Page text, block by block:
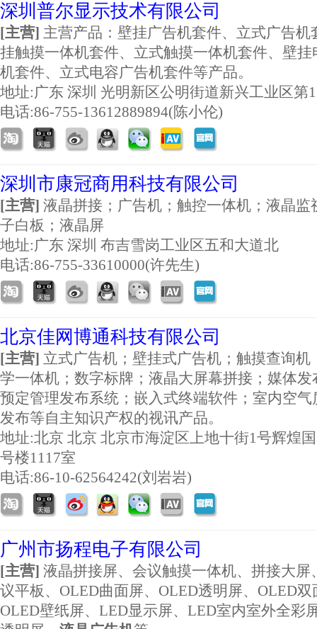
深圳普尔显示技术有限公司
[主营] 主营产品：壁挂广告机套件、立式广告机
挂触摸一体机套件、立式触摸一体机套件、壁挂
机套件、立式电容广告机套件等产品。
地址:广东 深圳 光明新区公明街道新兴工业区第
电话:86-755-13612889894(陈小伦)
深圳市康冠商用科技有限公司
[主营] 液晶拼接；广告机；触控一体机；液晶监
子白板；液晶屏
地址:广东 深圳 布吉雪岗工业区五和大道北
电话:86-755-33610000(许先生)
北京佳网博通科技有限公司
[主营] 立式广告机；壁挂式广告机；触摸查询机
学一体机；数字标牌；液晶大屏幕拼接；媒体发
预定管理发布系统；嵌入式终端软件；室内空气
发布等自主知识产权的视讯产品。
地址:北京 北京 北京市海淀区上地十街1号辉煌
号楼1117室
电话:86-10-62564242(刘岩岩)
广州市扬程电子有限公司
[主营] 液晶拼接屏、会议触摸一体机、拼接大屏
议平板、OLED曲面屏、OLED透明屏、OLED双
OLED壁纸屏、LED显示屏、LED室内室外全彩